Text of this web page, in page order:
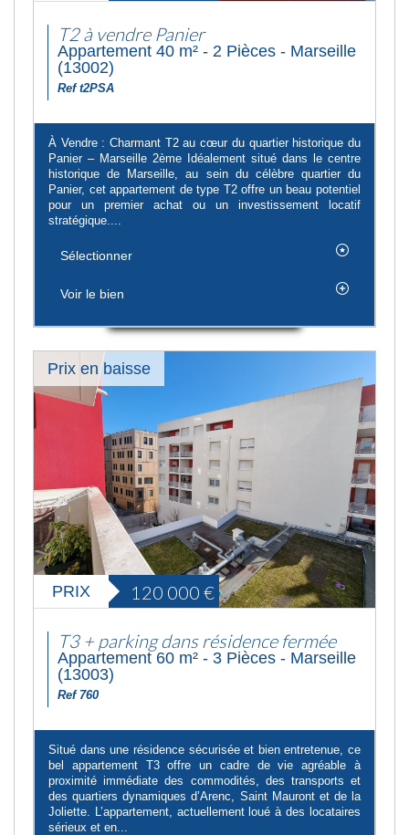
T2 à vendre Panier
Appartement 40 m² - 2 Pièces - Marseille
(13002)
Ref t2PSA
À Vendre : Charmant T2 au cœur du quartier historique du
Panier – Marseille 2ème Idéalement situé dans le centre
historique de Marseille, au sein du célèbre quartier du
Panier, cet appartement de type T2 offre un beau potentiel
pour un premier achat ou un investissement locatif
stratégique....
Sélectionner
Voir le bien
Prix en baisse
PRIX 120 000 €
T3 + parking dans résidence fermée
Appartement 60 m² - 3 Pièces - Marseille
(13003)
Ref 760
Situé dans une résidence sécurisée et bien entretenue, ce
bel appartement T3 offre un cadre de vie agréable à
proximité immédiate des commodités, des transports et
des quartiers dynamiques d’Arenc, Saint Mauront et de la
Joliette. L’appartement, actuellement loué à des locataires
sérieux et en...